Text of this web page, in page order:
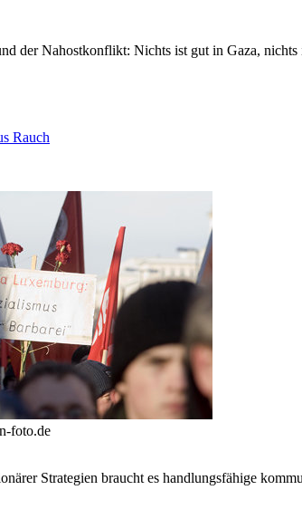
der Nahostkonflikt: Nichts ist gut in Gaza, nichts
Rauch
foto.de
Strategien braucht es handlungsfähige